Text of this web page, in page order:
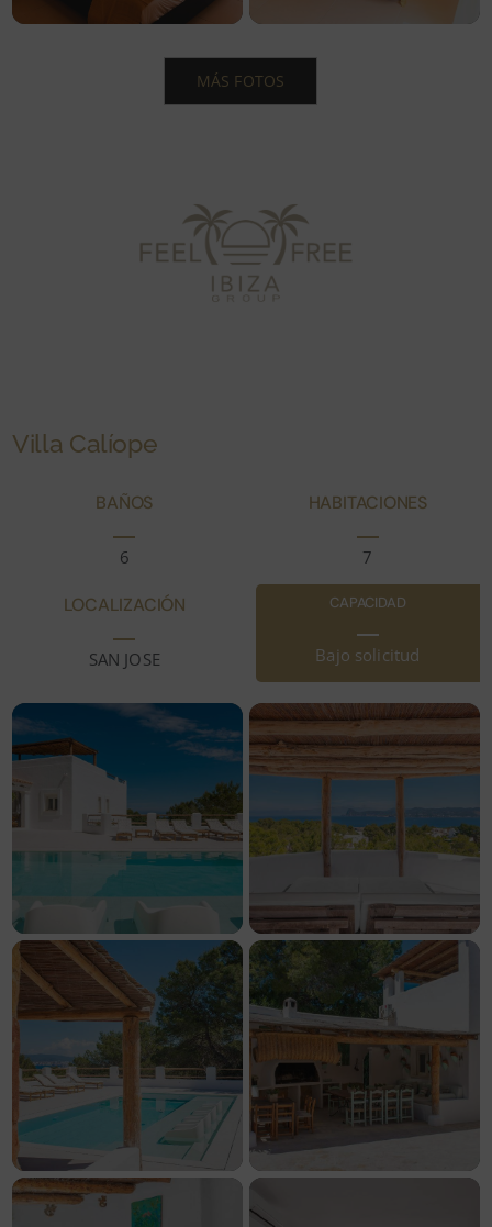
MÁS FOTOS
Villa Calíope
BAÑOS
6
HABITACIONES
7
LOCALIZACIÓN
SAN JOSE
CAPACIDAD
Bajo solicitud